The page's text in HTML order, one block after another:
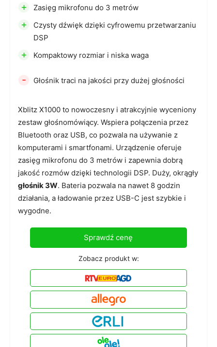
Xblitz X1000 to nowoczesny i atrakcyjnie wyceniony
zestaw głośnomówiący. Wspiera połączenia przez
Bluetooth oraz USB, co pozwala na używanie z
komputerami i smartfonami. Urządzenie oferuje
zasięg mikrofonu do 3 metrów i zapewnia dobrą
jakość rozmów dzięki technologii DSP. Duży, okrągły
głośnik 3W. Bateria pozwala na nawet 8 godzin
działania, a ładowanie przez USB-C jest szybkie i
wygodne.
+ Zasięg mikrofonu do 3 metrów
+
Czysty dźwięk dzięki cyfrowemu przetwarzaniu
DSP
+ Kompaktowy rozmiar i niska waga
- Głośnik traci na jakości przy dużej głośności
Sprawdź cenę
Zobacz produkt w: